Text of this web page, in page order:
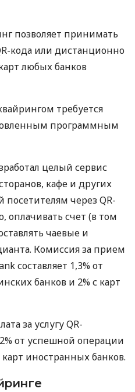
позволяет принимать
кода или дистанционно
любых банков
требуется
программным
целый сервис
кафе и других
через QR-
оплачивать счет (в том
чаевые и
Комиссия за прием
составляет 1,3% от
банков и 2% с карт
за услугу QR-
от успешной операции
иностранных банков.